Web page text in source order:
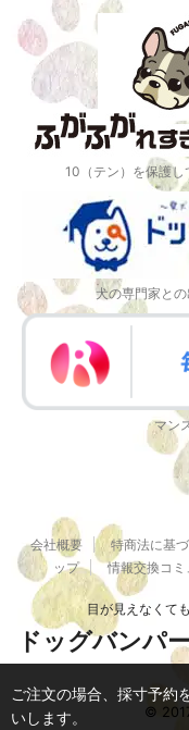
10（テン）を保護し
犬の専門家と
マン
会社概要 特商法に基
ップ
情報交換コミ
目が見えなくて
ドッグバンパ
©
ご注文の場合、採寸予約
いします。